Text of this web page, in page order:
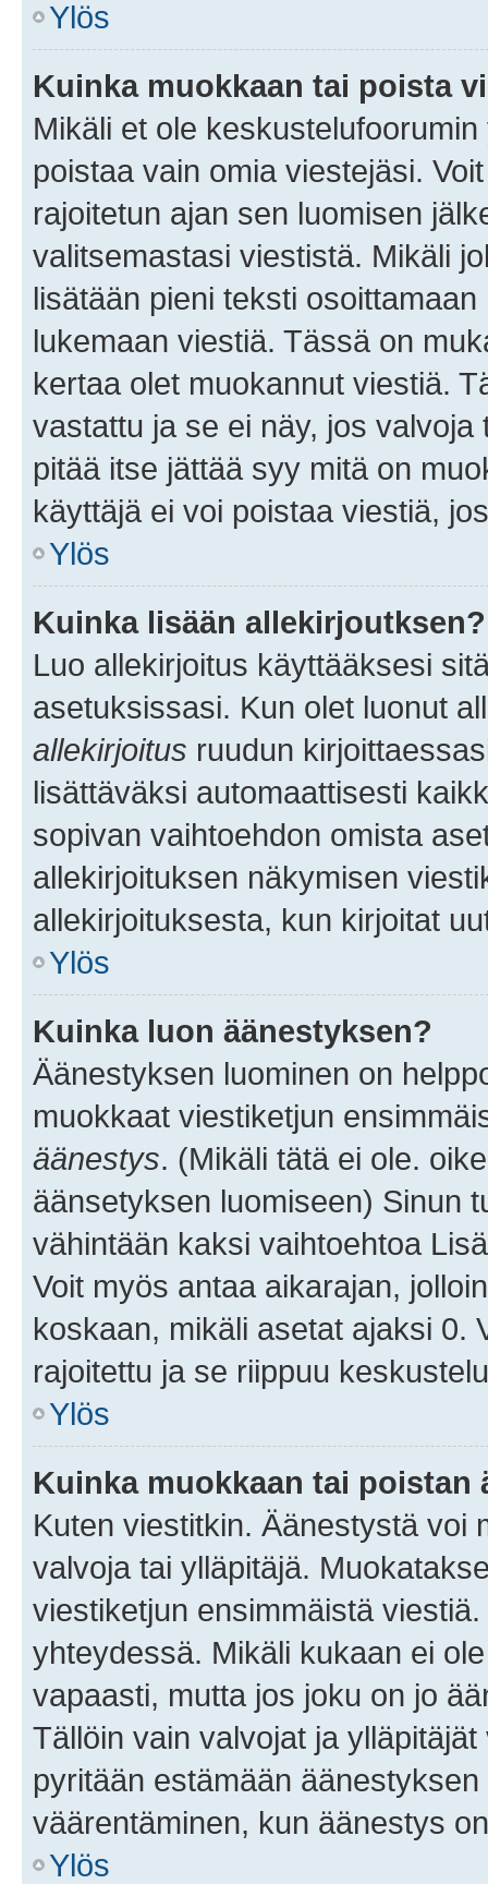
Ylös
Kuinka muokkaan tai poista
Mikäli et ole
poistaa vain omia viestejäsi.
rajoitetun ajan sen luomisen
valitsemastasi viestistä. Mikäli
lisätään pieni teksti
lukemaan viestiä. Tässä on
kertaa olet muokannut viestiä.
vastattu ja se ei näy, jos
pitää itse jättää syy mitä on
käyttäjä ei voi poistaa viestiä,
Ylös
Kuinka lisään allekirjoutksen?
Luo allekirjoitus käyttääksesi
asetuksissasi. Kun olet luonut
allekirjoitus ruudun
lisättäväksi automaattisesti
sopivan vaihtoehdon omista
allekirjoituksen näkymisen
allekirjoituksesta, kun kirjoitat
Ylös
Kuinka luon äänestyksen?
Äänestyksen luominen on
muokkaat viestiketjun
äänestys. (Mikäli tätä ei ole.
äänsetyksen luomiseen) Sinun
vähintään kaksi vaihtoehtoa
Voit myös antaa aikarajan,
koskaan, mikäli asetat ajaksi 0.
rajoitettu ja se riippuu
Ylös
Kuinka muokkaan tai poistan
Kuten viestitkin. Äänestystä voi
valvoja tai ylläpitäjä.
viestiketjun ensimmäistä
yhteydessä. Mikäli kukaan ei
vapaasti, mutta jos joku on jo
Tällöin vain valvojat ja
pyritään estämään
väärentäminen, kun äänestys
Ylös